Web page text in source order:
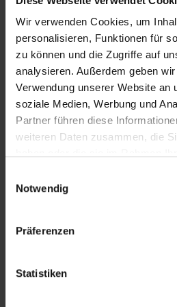
Wir verwenden Cookies, um
personalisieren, Funktionen für
zu können und die Zugriffe auf
analysieren. Außerdem geben
Verwendung unserer Website an
soziale Medien, Werbung und
Partner führen diese
weiteren Daten zusammen, die
Notwendig
Präferenzen
Statistiken
+43 1 585 39 91
Die Inhalte unserer Webseite
enthalten. Nähere Details
unseremKI Manifest
Aktuelle Jobs
Mo - Do: 08.00 bis 16.45 Uhr